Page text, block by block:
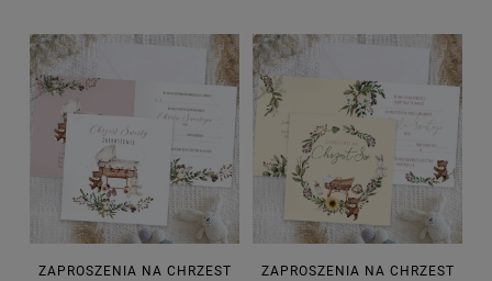
ZAPROSZENIA NA CHRZEST
ZAPROSZENIA NA CHRZEST